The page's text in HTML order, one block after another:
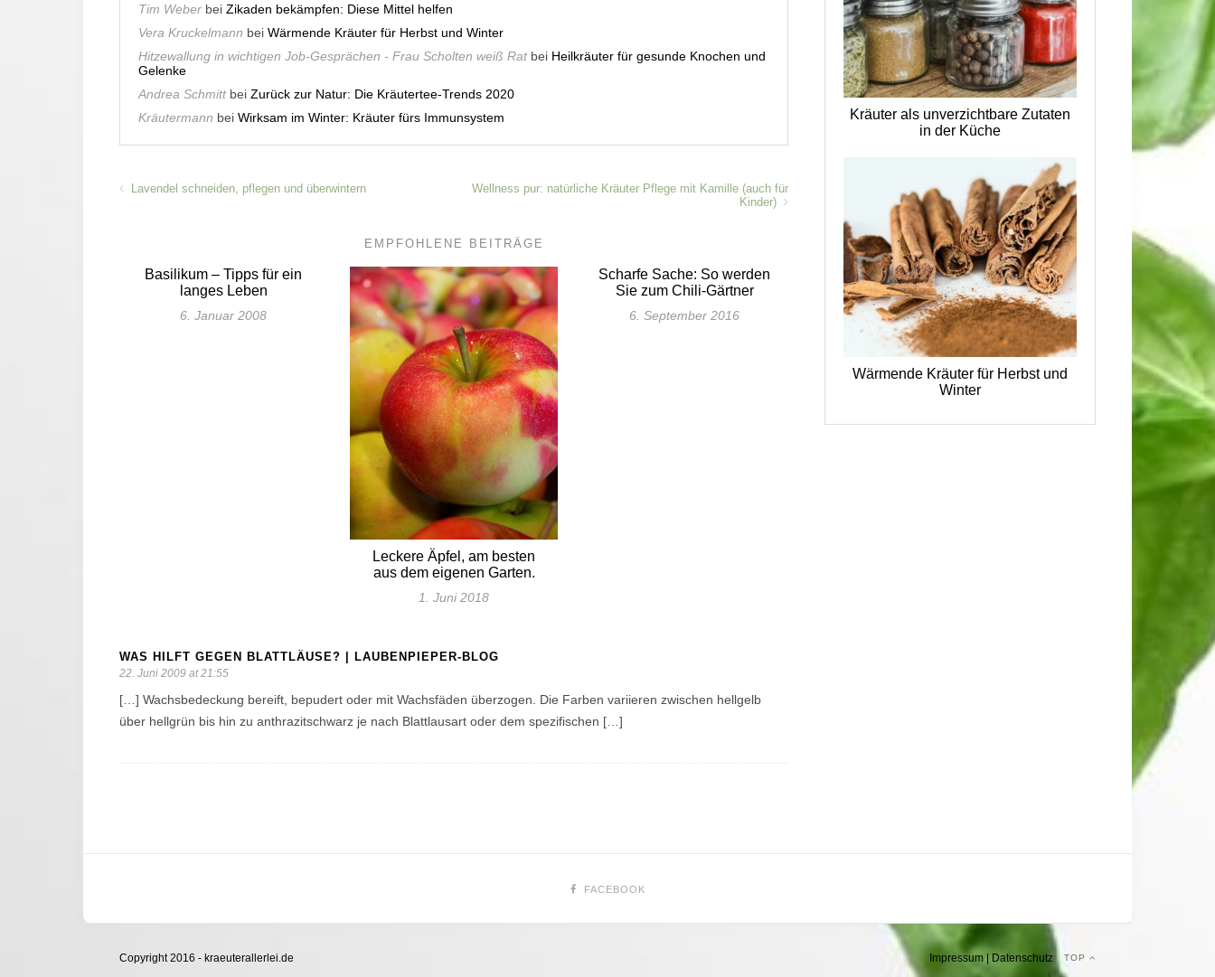
Tim Weber bei Zikaden bekämpfen: Diese Mittel helfen
Vera Kruckelmann bei Wärmende Kräuter für Herbst und Winter
Hitzewallung in wichtigen Job-Gesprächen - Frau Scholten weiß Ratbei Heilkräuter für gesunde Knochen und
Gelenke
Andrea Schmittbei Zurück zur Natur: Die Kräutertee-Trends 2020
Kräutermann bei Wirksam im Winter: Kräuter fürs Immunsystem
Lavendel schneiden, pflegen und überwintern
Wellness pur: natürliche Kräuter Pflege mit Kamille (auch für
Kinder)
EMPFOHLENE BEITRÄGE
Basilikum – Tipps für ein
langes Leben
6. Januar 2008
Leckere Äpfel, am besten
aus dem eigenen Garten.
1. Juni 2018
Scharfe Sache: So werden
Sie zum Chili-Gärtner
6. September 2016
WAS HILFT GEGEN BLATTLÄUSE? | LAUBENPIEPER-BLOG
22. Juni 2009 at 21:55
[…] Wachsbedeckung bereift, bepudert oder mit Wachsfäden überzogen. Die Farben variieren zwischen hellgelb
über hellgrün bis hin zu anthrazitschwarz je nach Blattlausart oder dem spezifischen […]
Kräuter als unverzichtbare Zutaten
in der Küche
Wärmende Kräuter für Herbst und
Winter
FACEBOOK
Copyright 2016 - kraeuterallerlei.de TOP
Impressum Datenschutz